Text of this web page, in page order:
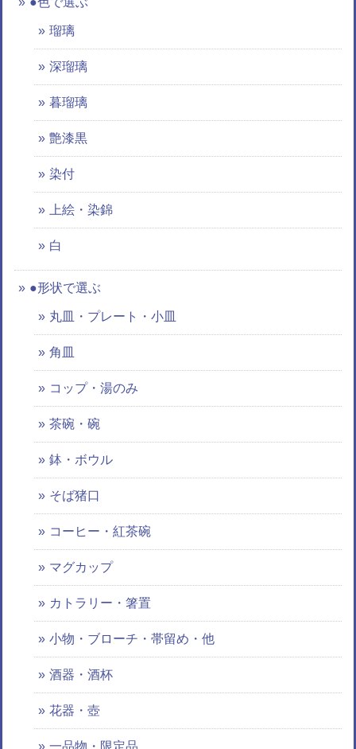
瑠璃
深瑠璃
暮瑠璃
艶漆黒
染付
上絵・染錦
白
●形状で選ぶ
丸皿・プレート・小皿
角皿
コップ・湯のみ
茶碗・碗
鉢・ボウル
そば猪口
コーヒー・紅茶碗
マグカップ
カトラリー・箸置
小物・ブローチ・帯留め・他
酒器・酒杯
花器・壺
一品物・限定品